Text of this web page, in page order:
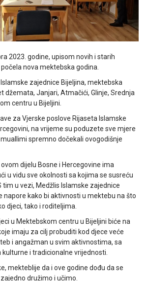
2023. godine, upisom novih i starih
nova mektebska godina.
zajednice Bijeljina, mektebska
džemata, Janjari, Atmačići, Glinje, Srednja
centru u Bijeljini.
za Vjerske poslove Rijaseta Islamske
na vrijeme su poduzete sve mjere
spremno dočekali ovogodišnje
dijelu Bosne i Hercegovine ima
u vidu sve okolnosti sa kojima se susreću
tim u vezi, Medžlis Islamske zajednice
napore kako bi aktivnosti u mektebu na što
djeci, tako i roditeljima.
u Mektebskom centru u Bijeljini biće na
imaju za cilj probuditi kod djece veće
i angažman u svim aktivnostima, sa
i tradicionalne vrijednosti.
mekteblije da i ove godine dođu da se
družimo i učimo.